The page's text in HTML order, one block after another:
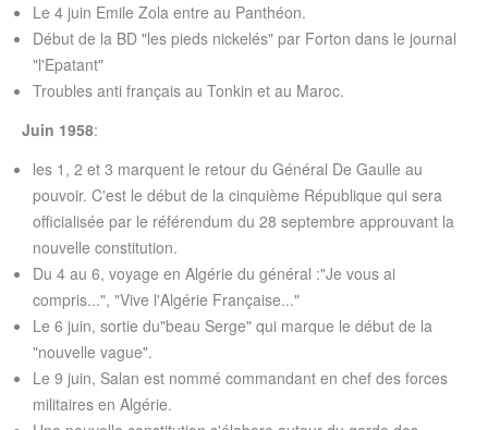
Le 4 juin Emile Zola entre au Panthéon.
Début de la BD "les pieds nickelés" par Forton dans le journal
"l'Epatant"
Troubles anti français au Tonkin et au Maroc.
Juin 1958:
les 1, 2 et 3 marquent le retour du Général De Gaulle au
pouvoir. C'est le début de la cinquième République qui sera
officialisée par le référendum du 28 septembre approuvant la
nouvelle constitution.
Du 4 au 6, voyage en Algérie du général :"Je vous ai
compris...", "Vive l'Algérie Française..."
Le 6 juin, sortie du"beau Serge" qui marque le début de la
"nouvelle vague".
Le 9 juin, Salan est nommé commandant en chef des forces
militaires en Algérie.